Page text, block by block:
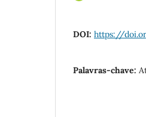
DOI: https://
Palavras-chave: